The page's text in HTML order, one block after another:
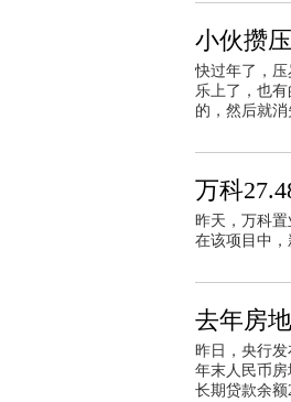
小伙攒
快过年了，
乐上了，也
的，然后就消
万科
昨天，万科
在该项目中，
去年房
昨日，央行
年末人民币
长期贷款余额